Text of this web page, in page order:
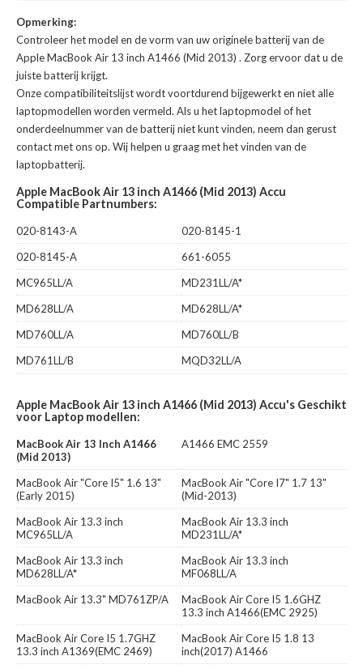
Opmerking:
Controleer het model en de vorm van uw originele batterij van de
Apple MacBook Air 13 inch A1466 (Mid 2013) . Zorg ervoor dat u de
juiste batterij krijgt.
Onze compatibiliteitslijst wordt voortdurend bijgewerkt en niet alle
laptopmodellen worden vermeld. Als u het laptopmodel of het
onderdeelnummer van de batterij niet kunt vinden, neem dan gerust
contact met ons op. Wij helpen u graag met het vinden van de
laptopbatterij.
Apple MacBook Air 13 inch A1466 (Mid 2013) Accu
Compatible Partnumbers:
020-8143-A
020-8145-1
020-8145-A
661-6055
MC965LL/A
MD231LL/A*
MD628LL/A
MD628LL/A*
MD760LL/A
MD760LL/B
MD761LL/B
MQD32LL/A
Apple MacBook Air 13 inch A1466 (Mid 2013) Accu's Geschikt
voor Laptop modellen:
MacBook Air 13 Inch A1466
(Mid 2013)
A1466 EMC 2559
MacBook Air "Core I5" 1.6 13"
(Early 2015)
MacBook Air "Core I7" 1.7 13"
(Mid-2013)
MacBook Air 13.3 inch
MC965LL/A
MacBook Air 13.3 inch
MD231LL/A*
MacBook Air 13.3 inch
MD628LL/A*
MacBook Air 13.3 inch
MF068LL/A
MacBook Air 13.3" MD761ZP/A
MacBook Air Core I5 1.6GHZ
13.3 inch A1466(EMC 2925)
MacBook Air Core I5 1.7GHZ
13.3 inch A1369(EMC 2469)
MacBook Air Core I5 1.8 13
inch(2017) A1466